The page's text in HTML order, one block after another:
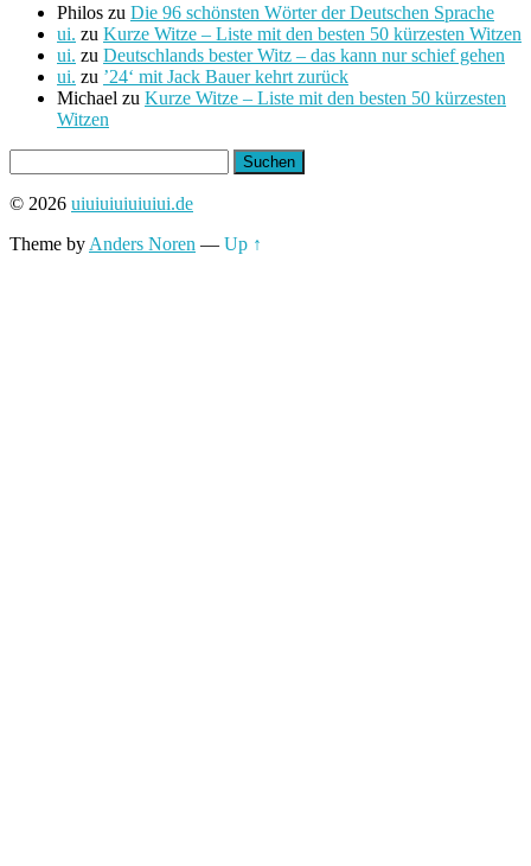
Philos zu Die 96 schönsten Wörter der Deutschen Sprache
ui. zu Kurze Witze – Liste mit den besten 50 kürzesten Witzen
ui. zu Deutschlands bester Witz – das kann nur schief gehen
ui. zu ’24‘ mit Jack Bauer kehrt zurück
Michael zu Kurze Witze – Liste mit den besten 50 kürzesten
Witzen
nach:
© 2026 uiuiuiuiuiuiui.de
Theme by Anders Noren — Up ↑